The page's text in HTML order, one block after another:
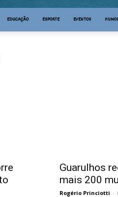
EDUCAÇÃO ESPORTE EVENTOS
Guarulhos
mais 200
Rogério Princiotti -